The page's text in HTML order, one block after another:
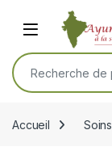
Skip to navigation
Skip to content
Open
Recherche pour :
Accueil